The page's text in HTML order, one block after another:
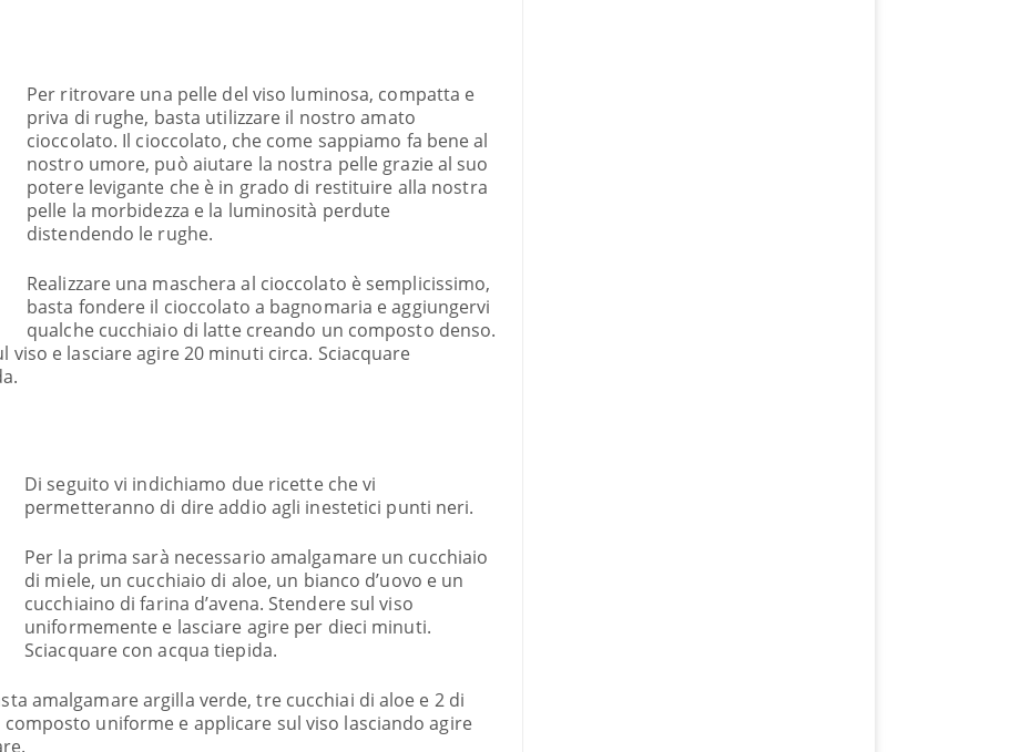
Per ritrovare una pelle del viso luminosa, compatta e
priva di rughe, basta utilizzare il nostro amato
cioccolato. Il cioccolato, che come sappiamo fa bene al
nostro umore, può aiutare la nostra pelle grazie al suo
potere levigante che è in grado di restituire alla nostra
pelle la morbidezza e la luminosità perdute
distendendo le rughe.
Realizzare una maschera al cioccolato è semplicissimo,
basta fondere il cioccolato a bagnomaria e aggiungervi
qualche cucchiaio di latte creando un composto denso.
e lasciare agire 20 minuti circa. Sciacquare
Di seguito vi indichiamo due ricette che vi
permetteranno di dire addio agli inestetici punti neri.
Per la prima sarà necessario amalgamare un cucchiaio
di miele, un cucchiaio di aloe, un bianco d’uovo e un
cucchiaino di farina d’avena. Stendere sul viso
uniformemente e lasciare agire per dieci minuti.
Sciacquare con acqua tiepida.
amalgamare argilla verde, tre cucchiai di aloe e 2 di
uniforme e applicare sul viso lasciando agire